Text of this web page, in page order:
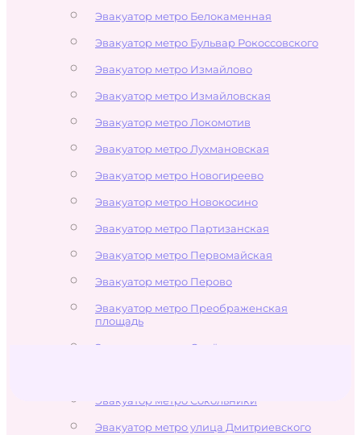
Эвакуатор метро Белокаменная
Эвакуатор метро Бульвар Рокоссовского
Эвакуатор метро Измайлово
Эвакуатор метро Измайловская
Эвакуатор метро Локомотив
Эвакуатор метро Лухмановская
Эвакуатор метро Новогиреево
Эвакуатор метро Новокосино
Эвакуатор метро Партизанская
Эвакуатор метро Первомайская
Эвакуатор метро Перово
Эвакуатор метро Преображенская
площадь
Эвакуатор метро Семёновская
Эвакуатор метро Сокольники
Эвакуатор метро улица Дмитриевского